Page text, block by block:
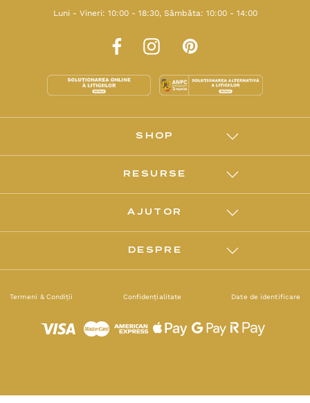
Luni - Vineri: 10:00 - 18:30, Sâmbăta: 10:00 - 14:00
SHOP
RESURSE
AJUTOR
DESPRE
Termeni & Condiții Confidențialitate Date de identificare